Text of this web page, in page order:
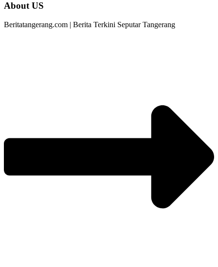
About US
Beritatangerang.com | Berita Terkini Seputar Tangerang